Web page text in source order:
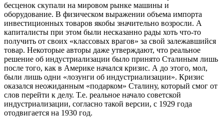
бесценок скупали на мировом рынке машины и
оборудование. В физическом выражении объема импорта
инвестиционных товаров якобы значительно возросли. А
капиталисты при этом были несказанно рады хоть что-то
получить от своих «классовых врагов» за свой залежавшийся
товар. Некоторые авторы даже утверждают, что реальное
решение об индустриализации было принято Сталиным лишь
после того, как в Америке начался кризис. А до этого, мол,
были лишь одни «лозунги об индустриализации». Кризис
оказался неожиданным «подарком» Сталину, который смог от
слов перейти к делу. Т.е. реальное начало советской
индустриализации, согласно такой версии, с 1929 года
отодвигается на 1930 год.